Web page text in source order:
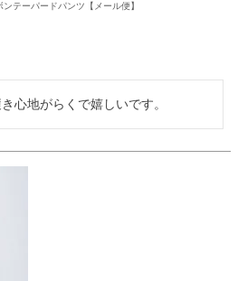
テーパードパンツ【メール便】
心地がらくで嬉しいです。